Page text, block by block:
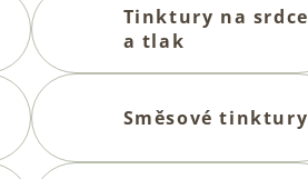
Tinktury na srdce
a tlak
Směsové tinktury